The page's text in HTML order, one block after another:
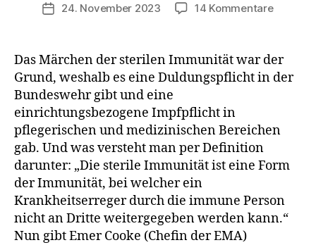
Veröffentlichungsdatum
24. November 2023 14 Kommentarezu
gibt
zu,
was
Covid-
schützt
Das Märchen der sterilen Immunität war der
Grund, weshalb es eine Duldungspflicht in der
Bundeswehr gibt und eine
einrichtungsbezogene Impfpflicht in
pflegerischen und medizinischen Bereichen
gab. Und was versteht man per Definition
darunter: „Die sterile Immunität ist eine Form
der Immunität, bei welcher ein
Krankheitserreger durch die immune Person
nicht an Dritte weitergegeben werden kann.“
Nun gibt Emer Cooke (Chefin der EMA)